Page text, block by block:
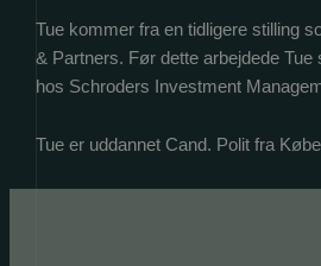
Tue kommer fra en tidligere stilling
& Partners. Før dette arbejdede
hos Schroders Investment
Tue er uddannet Cand. Polit fra